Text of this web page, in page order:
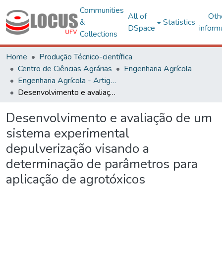
Communities
&
Collections
All of
DSpace
Statistics
Home
Produção Técnico-científica
Centro de Ciências Agrárias
Engenharia Agrícola
Engenharia Agrícola - Artigos
Desenvolvimento e avaliação de um sistema experimental depulverização visando a determinação de parâmetros para aplicação de agrotóxicos
Desenvolvimento e avaliação de um
sistema experimental
depulverização visando a
determinação de parâmetros para
aplicação de agrotóxicos